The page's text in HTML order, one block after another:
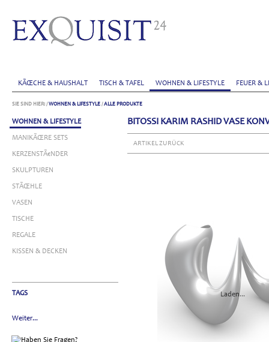
KÃŒCHE & HAUSHALT TISCH & TAFEL WOHNEN & LIFESTYLE FEUER &
SIE SIND HIER: /WOHNEN & LIFESTYLE /ALLE PRODUKTE
WOHNEN & LIFESTYLE
MANIKÃŒRE SETS
KERZENSTÃ€NDER
SKULPTUREN
STÃŒHLE
VASEN
TISCHE
REGALE
KISSEN & DECKEN
TAGS
Weiter...
BITOSSI KARIM RASHID VASE
ARTIKEL ZURÜCK
Laden...